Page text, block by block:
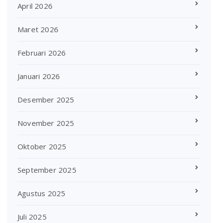
April 2026
Maret 2026
Februari 2026
Januari 2026
Desember 2025
November 2025
Oktober 2025
September 2025
Agustus 2025
Juli 2025